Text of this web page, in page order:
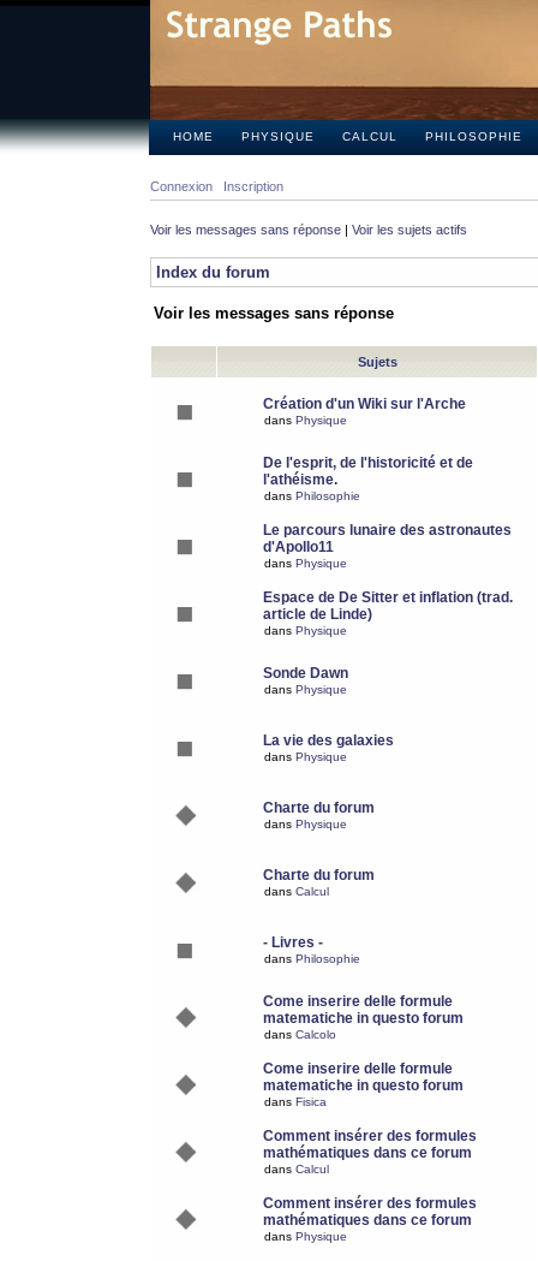
HOME PHYSIQUE CALCUL PHILOSOPHIE
Connexion Inscription
Voir les messages sans réponse | Voir les sujets actifs
Index du forum
Voir les messages sans réponse
Sujets
Création d'un Wiki sur l'Arche
dans Physique
De l'esprit, de l'historicité et de
l'athéisme.
dans Philosophie
Le parcours lunaire des astronautes
d'Apollo11
dans Physique
Espace de De Sitter et inflation (trad.
article de Linde)
dans Physique
Sonde Dawn
dans Physique
La vie des galaxies
dans Physique
Charte du forum
dans Physique
Charte du forum
dans Calcul
- Livres -
dans Philosophie
Come inserire delle formule
matematiche in questo forum
dans Calcolo
Come inserire delle formule
matematiche in questo forum
dans Fisica
Comment insérer des formules
mathématiques dans ce forum
dans Calcul
Comment insérer des formules
mathématiques dans ce forum
dans Physique